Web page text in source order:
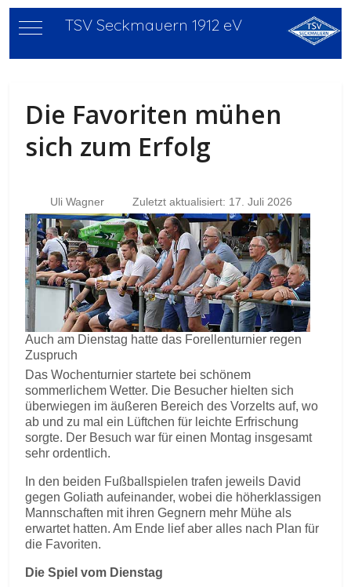
Mobile Menu Toggle
TSV Seckmauern 1912 eV
Die Favoriten mühen
sich zum Erfolg
Uli Wagner Zuletzt aktualisiert: 17. Juli 2026
Auch am Dienstag hatte das Forellenturnier regen
Zuspruch
Das Wochenturnier startete bei schönem
sommerlichem Wetter. Die Besucher hielten sich
überwiegen im äußeren Bereich des Vorzelts auf, wo
ab und zu mal ein Lüftchen für leichte Erfrischung
sorgte. Der Besuch war für einen Montag insgesamt
sehr ordentlich.
In den beiden Fußballspielen trafen jeweils David
gegen Goliath aufeinander, wobei die höherklassigen
Mannschaften mit ihren Gegnern mehr Mühe als
erwartet hatten. Am Ende lief aber alles nach Plan für
die Favoriten.
Die Spiel vom Dienstag